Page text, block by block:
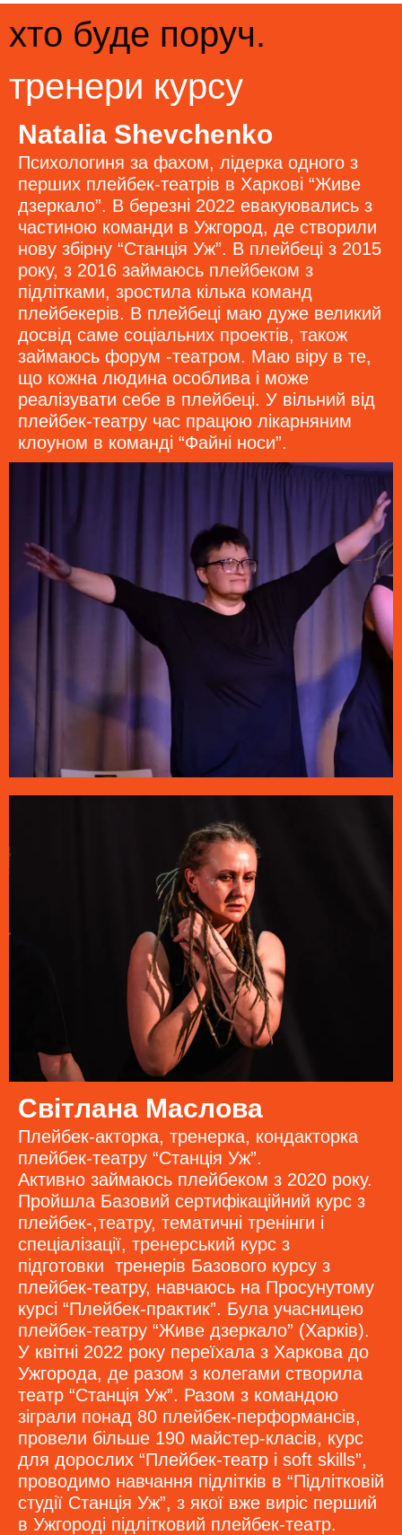
хто буде поруч.
тренери курсу
Natalia Shevchenko
Психологиня за фахом, лідерка одного з
перших плейбек-театрів в Харкові “Живе
дзеркало”. В березні 2022 евакуювались з
частиною команди в Ужгород, де створили
нову збірну “Станція Уж”. В плейбеці з 2015
року, з 2016 займаюсь плейбеком з
підлітками, зростила кілька команд
плейбекерів. В плейбеці маю дуже великий
досвід саме соціальних проектів, також
займаюсь форум -театром. Маю віру в те,
що кожна людина особлива і може
реалізувати себе в плейбеці. У вільний від
плейбек-театру час працюю лікарняним
клоуном в команді “Файні носи”.
Світлана Маслова
Плейбек-акторка, тренерка, кондакторка
плейбек-театру “Станція Уж”.
Активно займаюсь плейбеком з 2020 року.
Пройшла Базовий сертифікаційний курс з
плейбек-,театру, тематичні тренінги і
спеціалізації, тренерський курс з
підготовки тренерів Базового курсу з
плейбек-театру, навчаюсь на Просунутому
курсі “Плейбек-практик”. Була учасницею
плейбек-театру “Живе дзеркало” (Харків).
У квітні 2022 року переїхала з Харкова до
Ужгорода, де разом з колегами створила
театр “Станція Уж”. Разом з командою
зіграли понад 80 плейбек-перформансів,
провели більше 190 майстер-класів, курс
для дорослих “Плейбек-театр і soft skills”,
проводимо навчання підлітків в “Підлітковій
студії Станція Уж”, з якої вже виріс перший
в Ужгороді підлітковий плейбек-театр.